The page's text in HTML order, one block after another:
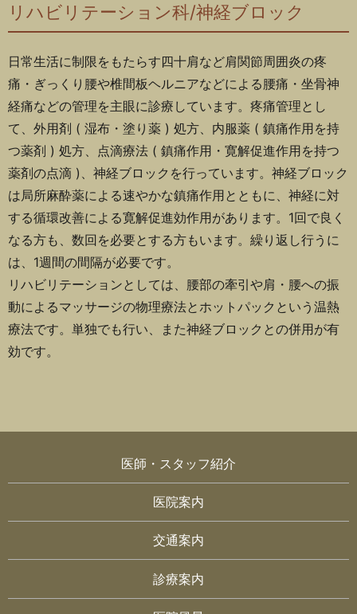
リハビリテーション科/神経ブロック
日常生活に制限をもたらす四十肩など肩関節周囲炎の疼
痛・ぎっくり腰や椎間板ヘルニアなどによる腰痛・坐骨神
経痛などの管理を主眼に診療しています。疼痛管理とし
て、外用剤 ( 湿布・塗り薬 ) 処方、内服薬 ( 鎮痛作用を持
つ薬剤 ) 処方、点滴療法 ( 鎮痛作用・寛解促進作用を持つ
薬剤の点滴 )、神経ブロックを行っています。神経ブロック
は局所麻酔薬による速やかな鎮痛作用とともに、神経に対
する循環改善による寛解促進効作用があります。1回で良く
なる方も、数回を必要とする方もいます。繰り返し行うに
は、1週間の間隔が必要です。
リハビリテーションとしては、腰部の牽引や肩・腰への振
動によるマッサージの物理療法とホットパックという温熱
療法です。単独でも行い、また神経ブロックとの併用が有
効です。
医師・スタッフ紹介
医院案内
交通案内
診療案内